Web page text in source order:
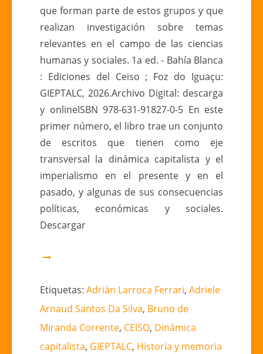
que forman parte de estos grupos y que
realizan investigación sobre temas
relevantes en el campo de las ciencias
humanas y sociales. 1a ed. - Bahía Blanca
: Ediciones del Ceiso ; Foz do Iguaçu:
GIEPTALC, 2026.Archivo Digital: descarga
y onlineISBN 978-631-91827-0-5 En este
primer número, el libro trae un conjunto
de escritos que tienen como eje
transversal la dinámica capitalista y el
imperialismo en el presente y en el
pasado, y algunas de sus consecuencias
políticas, económicas y sociales.
Descargar
Etiquetas: Adrián Larroca Ferrari, Adriele
Arnaud Santos Da Silva, Bruno de
Miranda Corrente, CEISO, Dinámica
capitalista, GIEPTALC, Historia y memoria